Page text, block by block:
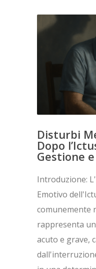
Disturbi
Dopo
Gestione
Introduzione:
Emotivo
comunemente
rappresenta
acuto e grave,